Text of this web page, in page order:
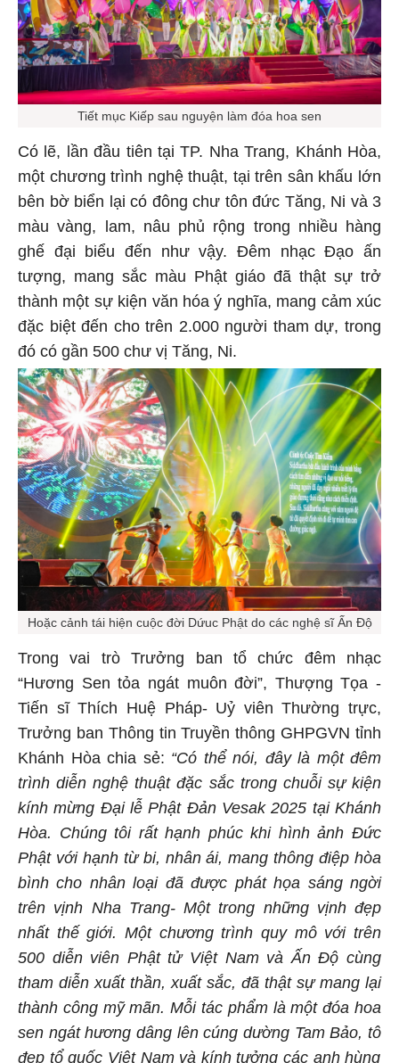
Tiết mục Kiếp sau nguyện làm đóa hoa sen
Có lẽ, lần đầu tiên tại TP. Nha Trang, Khánh Hòa,
một chương trình nghệ thuật, tại trên sân khấu lớn
bên bờ biển lại có đông chư tôn đức Tăng, Ni và 3
màu vàng, lam, nâu phủ rộng trong nhiều hàng
ghế đại biểu đến như vậy. Đêm nhạc Đạo ấn
tượng, mang sắc màu Phật giáo đã thật sự trở
thành một sự kiện văn hóa ý nghĩa, mang cảm xúc
đặc biệt đến cho trên 2.000 người tham dự, trong
đó có gần 500 chư vị Tăng, Ni.
Hoặc cảnh tái hiện cuộc đời Dứuc Phật do các nghệ sĩ Ấn Độ
Trong vai trò Trưởng ban tổ chức đêm nhạc
“Hương Sen tỏa ngát muôn đời”, Thượng Tọa -
Tiến sĩ Thích Huệ Pháp- Uỷ viên Thường trực,
Trưởng ban Thông tin Truyền thông GHPGVN tỉnh
Khánh Hòa chia sẻ: “Có thể nói, đây là một đêm
trình diễn nghệ thuật đặc sắc trong chuỗi sự kiện
kính mừng Đại lễ Phật Đản Vesak 2025 tại Khánh
Hòa. Chúng tôi rất hạnh phúc khi hình ảnh Đức
Phật với hạnh từ bi, nhân ái, mang thông điệp hòa
bình cho nhân loại đã được phát họa sáng ngời
trên vịnh Nha Trang- Một trong những vịnh đẹp
nhất thế giới. Một chương trình quy mô với trên
500 diễn viên Phật tử Việt Nam và Ấn Độ cùng
tham diễn xuất thần, xuất sắc, đã thật sự mang lại
thành công mỹ mãn. Mỗi tác phẩm là một đóa hoa
sen ngát hương dâng lên cúng dường Tam Bảo, tô